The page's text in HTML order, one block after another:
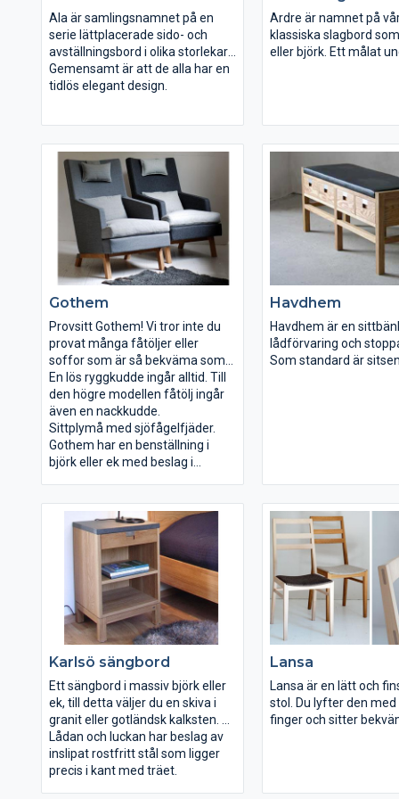
Ala är samlingsnamnet på en
serie lättplacerade sido- och
avställningsbord i olika storlekar
och höjder. Här har du gott om
valmöjligheter för att passa ditt
Gemensamt är att de alla har en
tidlös elegant design.
Ardre är namnet på
klassiska slagbord
eller björk. Ett målat
en stol på var sida.
Gothem
Provsitt Gothem! Vi tror inte du
provat många fåtöljer eller
soffor som är så bekväma som
just Gothem.
En lös ryggkudde ingår alltid. Till
den högre modellen fåtölj ingår
även en nackkudde.
Sittplymå med sjöfågelfjäder.
Gothem har en benställning i
björk eller ek med beslag i
med ditt eget favorittyg.
Havdhem
Havdhem är en
lådförvaring och
Som standard är
den är 110,5 cm.
sammansatta med
sinkning och har
i rostfritt stål.
Karlsö sängbord
Ett sängbord i massiv björk eller
ek, till detta väljer du en skiva i
granit eller gotländsk kalksten. En
låda och ett hyllplan följer med
som standard men det går också
att få en lucka monterad om så
Lådan och luckan har beslag av
inslipat rostfritt stål som ligger
precis i kant med träet.
Lansa
Lansa är en lätt och
stol. Du lyfter den
finger och sitter